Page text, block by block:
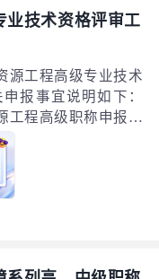
业技术资格评审工
源工程高级专业技术
报事宜说明如下：
工程高级职称申报时
件正高级工程师/正高
5年。高级工程师/高
，取得中级职称满5
或持有注册城乡规
师等证书满5年。